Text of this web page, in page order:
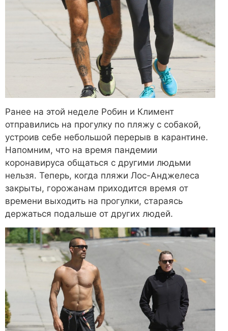
Ранее на этой неделе Робин и Климент
отправились на прогулку по пляжу с собакой,
устроив себе небольшой перерыв в карантине.
Напомним, что на время пандемии
коронавируса общаться с другими людьми
нельзя. Теперь, когда пляжи Лос-Анджелеса
закрыты, горожанам приходится время от
времени выходить на прогулки, стараясь
держаться подальше от других людей.